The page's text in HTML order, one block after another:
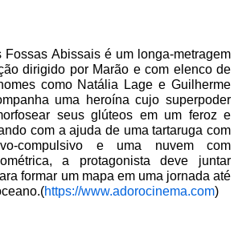
Fossas Abissais é um longa-metragem
dirigido por Marão e com elenco de
como Natália Lage e Guilherme
uma heroína cujo superpoder
seus glúteos em um feroz e
com a ajuda de uma tartaruga com
compulsivo e uma nuvem com
a protagonista deve juntar
formar um mapa em uma jornada até
https://www.adorocinema.com)